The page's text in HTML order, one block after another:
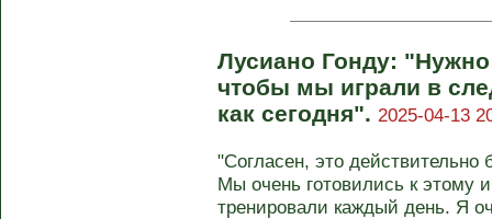
Лусиано Гонду: "Нужно
чтобы мы играли в
как сегодня". 2025-04-13
"Согласен, это
Мы очень готовились к этому
тренировали каждый день. Я